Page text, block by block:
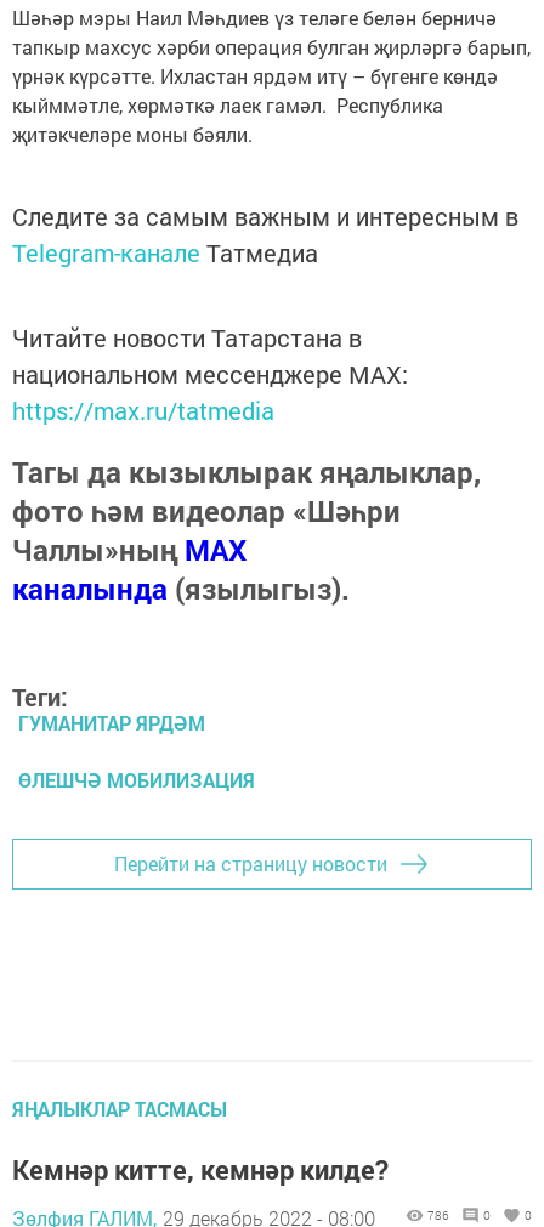
Шәһәр мэры Наил Мәһдиев үз теләге белән берничә
тапкыр махсус хәрби операция булган җирләргә барып,
үрнәк күрсәтте. Ихластан ярдәм итү – бүгенге көндә
кыйммәтле, хөрмәткә лаек гамәл. Республика
җитәкчеләре моны бәяли.
Следите за самым важным и интересным в
Telegram-канале Татмедиа
Читайте новости Татарстана в
национальном мессенджере MАХ:
https://max.ru/tatmedia
Тагы да кызыклырак яңалыклар,
фото һәм видеолар «Шәһри
Чаллы»ныңMAX
каналында (язылыгыз).
Теги:
ГУМАНИТАР ЯРДӘМ
ӨЛЕШЧӘ МОБИЛИЗАЦИЯ
Перейти на страницу новости
ЯҢАЛЫКЛАР ТАСМАСЫ
Кемнәр китте, кемнәр килде?
Зөлфия ГАЛИМ, 29 декабрь 2022 - 08:00 786 0 0